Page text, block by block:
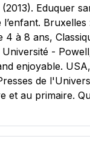
Eduquer
l’enfant.
4 à 8 ans,
Université -
enjoyable.
de
et au primaire.